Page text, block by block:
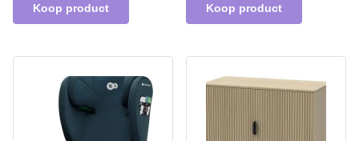
Koop product Koop product